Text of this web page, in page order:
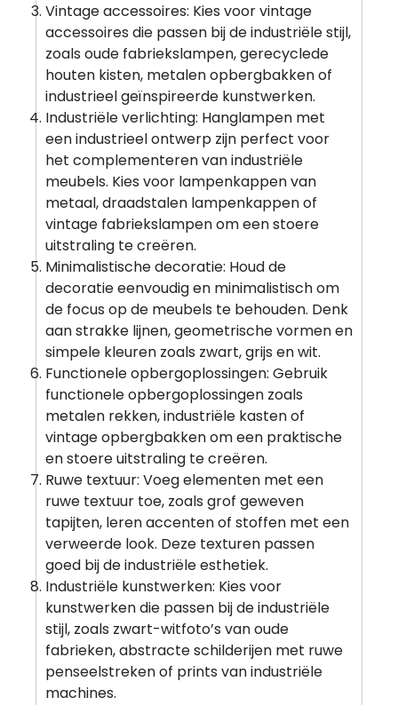
Vintage accessoires: Kies voor vintage
accessoires die passen bij de industriële stijl,
zoals oude fabriekslampen, gerecyclede
houten kisten, metalen opbergbakken of
industrieel geïnspireerde kunstwerken.
Industriële verlichting: Hanglampen met
een industrieel ontwerp zijn perfect voor
het complementeren van industriële
meubels. Kies voor lampenkappen van
metaal, draadstalen lampenkappen of
vintage fabriekslampen om een stoere
uitstraling te creëren.
Minimalistische decoratie: Houd de
decoratie eenvoudig en minimalistisch om
de focus op de meubels te behouden. Denk
aan strakke lijnen, geometrische vormen en
simpele kleuren zoals zwart, grijs en wit.
Functionele opbergoplossingen: Gebruik
functionele opbergoplossingen zoals
metalen rekken, industriële kasten of
vintage opbergbakken om een praktische
en stoere uitstraling te creëren.
Ruwe textuur: Voeg elementen met een
ruwe textuur toe, zoals grof geweven
tapijten, leren accenten of stoffen met een
verweerde look. Deze texturen passen
goed bij de industriële esthetiek.
Industriële kunstwerken: Kies voor
kunstwerken die passen bij de industriële
stijl, zoals zwart-witfoto’s van oude
fabrieken, abstracte schilderijen met ruwe
penseelstreken of prints van industriële
machines.